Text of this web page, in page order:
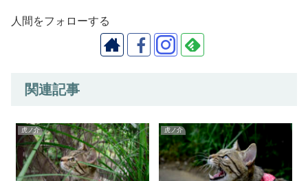
人間をフォローする
関連記事
虎ノ介 虎ノ介